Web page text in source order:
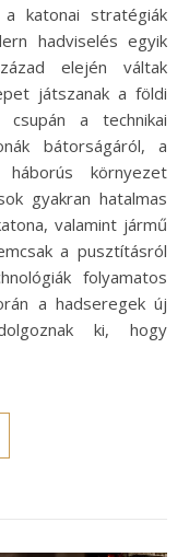
katonai stratégiák
hadviselés egyik
elején váltak
játszanak a földi
csupán a technikai
bátorságáról, a
környezet
gyakran hatalmas
valamint jármű
a pusztításról
folyamatos
a hadseregek új
ki, hogy